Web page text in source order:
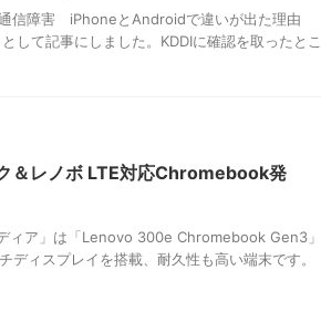
信障害 iPhoneとAndroidで違いが出た理由
して記事にしました。KDDIに確認を取ったとこ
＆レノボ LTE対応Chromebook発
ィア」は「Lenovo 300e Chromebook Gen3」
ディスプレイを搭載、耐久性も高い端末です。